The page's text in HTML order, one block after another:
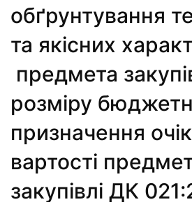
обґрунтування
та якісних
предмета
розміру
призначення
вартості
закупівлі ДК